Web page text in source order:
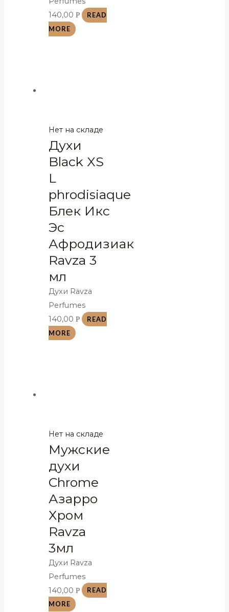
140,00Р
READ
MORE
Нет на складе
Духи
Black XS
L
phrodisiaque
Блек Икс
Эс
Афродизиак
Ravza 3
мл
Духи Ravza
Perfumes
140,00Р
READ
MORE
Нет на складе
Мужские
духи
Chrome
Азарро
Хром
Ravza
3мл
Духи Ravza
Perfumes
140,00Р
READ
MORE